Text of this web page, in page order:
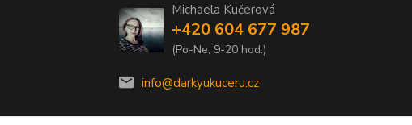
Michaela Kučerová
+420 604 677 987
(Po-Ne, 9-20 hod.)
info@darkyukuceru.cz